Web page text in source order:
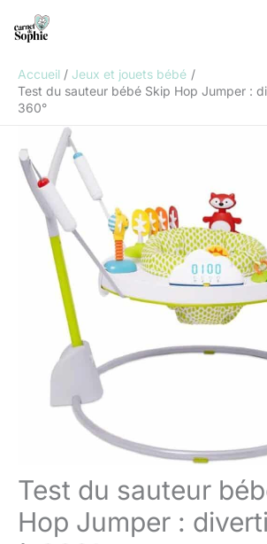
Accueil
Jeux et jouets bébé
Test du sauteur bébé Skip Hop Jumper :
360°
Test du sauteur
Hop Jumper :
e
h
e
c